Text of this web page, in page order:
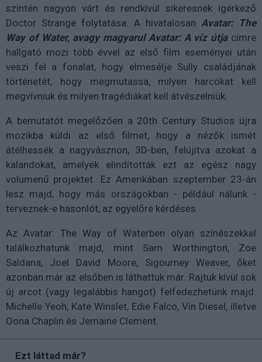
szintén nagyon várt és rendkívül sikeresnek ígérkező
Doctor Strange folytatása. A hivatalosan Avatar: The
Way of Water, avagy magyarul Avatar: A víz útjacímre
hallgató mozi több évvel az első film eseményei után
veszi fel a fonalat, hogy elmesélje Sully családjának
történetét, hogy megmutassa, milyen harcokat kell
megvívniuk és milyen tragédiákat kell átvészelniük.
A bemutatót megelőzően a 20th Century Studios újra
mozikba küldi az első filmet, hogy a nézők ismét
átélhessék a nagyvásznon, 3D-ben, felújítva azokat a
kalandokat, amelyek elindították ezt az egész nagy
volumenű projektet. Ez Amerikában szeptember 23-án
lesz majd, hogy más országokban - például nálunk -
terveznek-e hasonlót, az egyelőre kérdéses.
Az Avatar: The Way of Waterben olyan színészekkel
találkozhatunk majd, mint Sam Worthington, Zoe
Saldana, Joel David Moore, Sigourney Weaver, őket
azonban már az elsőben is láthattuk már. Rajtuk kívül sok
új arcot (vagy legalábbis hangot) felfedezhetünk majd:
Michelle Yeoh, Kate Winslet, Edie Falco, Vin Diesel, illetve
Oona Chaplin és Jemaine Clement.
Ezt láttad már?